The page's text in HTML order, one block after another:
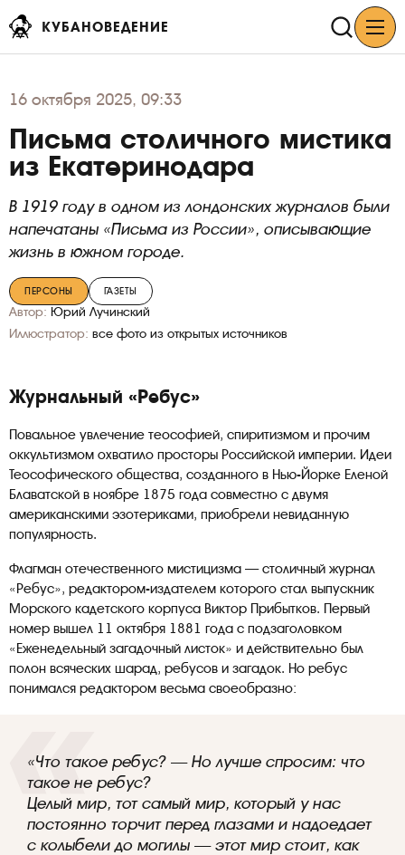
КУБАНОВЕДЕНИЕ
16 октября 2025, 09:33
Письма столичного мистика
из Екатеринодара
В 1919 году в одном из лондонских журналов были
напечатаны «Письма из России», описывающие
жизнь в южном городе.
ПЕРСОНЫ ГАЗЕТЫ
Автор: Юрий Лучинский
Иллюстратор: все фото из открытых источников
Журнальный «Ребус»
Повальное увлечение теософией, спиритизмом и прочим
оккультизмом охватило просторы Российской империи. Идеи
Теософического общества, созданного в Нью-Йорке Еленой
Блаватской в ноябре 1875 года совместно с двумя
американскими эзотериками, приобрели невиданную
популярность.
Флагман отечественного мистицизма — столичный журнал
«Ребус», редактором-издателем которого стал выпускник
Морского кадетского корпуса Виктор Прибытков. Первый
номер вышел 11 октября 1881 года с подзаголовком
«Еженедельный загадочный листок» и действительно был
полон всяческих шарад, ребусов и загадок. Но ребус
понимался редактором весьма своеобразно:
«Что такое ребус? — Но лучше спросим: что
такое не ребус?
Целый мир, тот самый мир, который у нас
постоянно торчит перед глазами и надоедает
c колыбели до могилы — этот мир стоит, как